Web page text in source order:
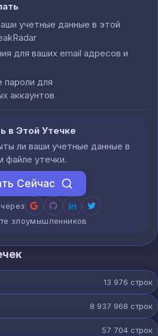
учетные данные в этой
для ваших email адресов и
для
аккаунтов
в Этой Утечке
ли ваши учетные данные в
файле утечки.
Сейчас
злоумышленников
13 976 строк
8 937 968 строк
57 704 строк